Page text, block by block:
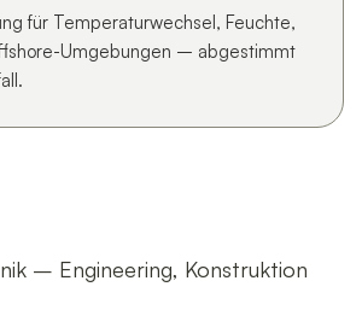
für Temperaturwechsel, Feuchte,
Umgebungen – abgestimmt